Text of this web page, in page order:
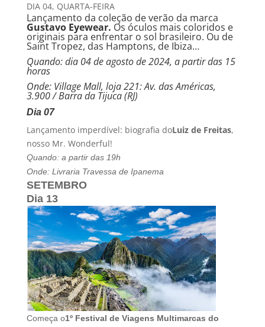
DIA 04, QUARTA-FEIRA
Lançamento da coleção de verão da marca
Gustavo Eyewear. Os óculos mais coloridos e
originais para enfrentar o sol brasileiro. Ou de
Saint Tropez, das Hamptons, de Ibiza…
Quando: dia 04 de agosto de 2024, a partir das 15
horas
Onde: Village Mall, loja 221: Av. das Américas,
3.900 / Barra da Tijuca (RJ)
Dia 07
Lançamento imperdí­vel: biografia doLuiz de Freitas,
nosso Mr. Wonderful!
Quando: a partir das 19h
Onde: Livraria Travessa de Ipanema
SETEMBRO
Dia 13
Começa o1º Festival de Viagens Multimarcas do